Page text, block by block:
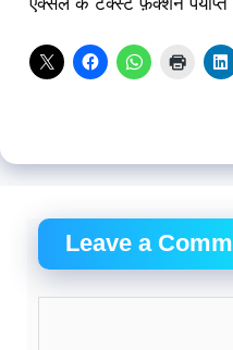
Leave a
Comment